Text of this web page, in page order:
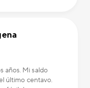
años. Mi saldo
último centavo.